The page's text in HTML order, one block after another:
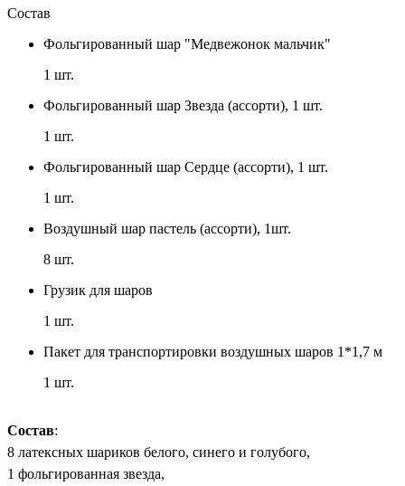
Состав
Фольгированный шар "Медвежонок мальчик"
1 шт.
Фольгированный шар Звезда (ассорти), 1 шт.
1 шт.
Фольгированный шар Сердце (ассорти), 1 шт.
1 шт.
Воздушный шар пастель (ассорти), 1шт.
8 шт.
Грузик для шаров
1 шт.
Пакет для транспортировки воздушных шаров 1*1,7 м
1 шт.
Состав:
8 латексных шариков белого, синего и голубого,
1 фольгированная звезда,